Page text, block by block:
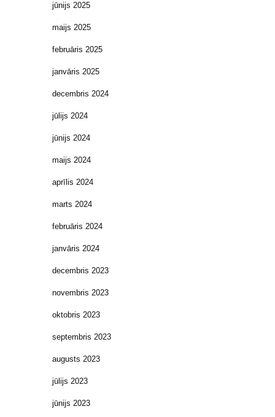
jūnijs 2025
maijs 2025
februāris 2025
janvāris 2025
decembris 2024
jūlijs 2024
jūnijs 2024
maijs 2024
aprīlis 2024
marts 2024
februāris 2024
janvāris 2024
decembris 2023
novembris 2023
oktobris 2023
septembris 2023
augusts 2023
jūlijs 2023
jūnijs 2023